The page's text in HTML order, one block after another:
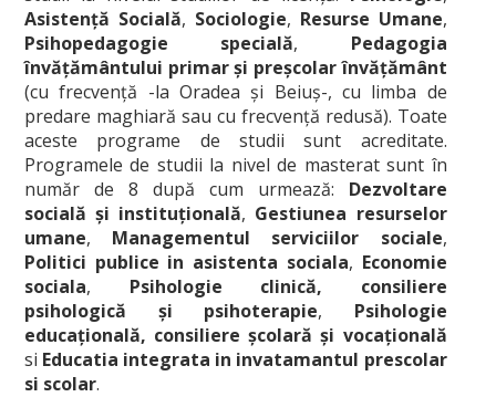
Asistenţă Socială, Sociologie, Resurse Umane,
Psihopedagogie specială, Pedagogia
învăţământului primar şi preşcolar învăţământ
(cu frecvenţă -la Oradea şi Beiuş-, cu limba de
predare maghiară sau cu frecvenţă redusă). Toate
aceste programe de studii sunt acreditate.
Programele de studii la nivel de masterat sunt în
număr de 8 după cum urmează: Dezvoltare
socială şi instituţională, Gestiunea resurselor
umane, Managementul serviciilor sociale,
Politici publice in asistenta sociala, Economie
sociala, Psihologie clinică, consiliere
psihologică şi psihoterapie, Psihologie
educaţională, consiliere şcolară şi vocaţională
si Educatia integrata in invatamantul prescolar
si scolar.